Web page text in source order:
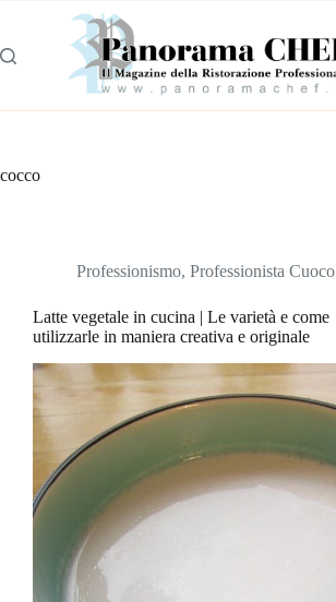
cocco
Professionismo, Professionista Cuoco
Latte vegetale in cucina | Le varietà e come
utilizzarle in maniera creativa e originale